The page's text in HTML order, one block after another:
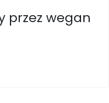
przez wegan